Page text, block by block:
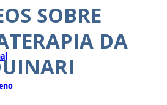
SOBRE
DA